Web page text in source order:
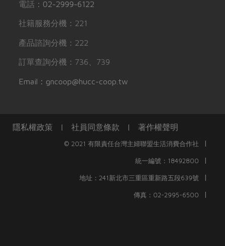
電話： 02-2999-6122
社籍服務分機：221
產品諮詢分機：222
訂單查詢分機：736、739
Email：gncoop@hucc-coop.tw
隱私權政策 | 社員同意條款 | 著作權聲明
© 2021 有限責任台灣主婦聯盟生活消費合作社 |
統一編號：18492800 |
地址：241新北市三重區重新路五段639號 |
傳真：02-2995-6500 |